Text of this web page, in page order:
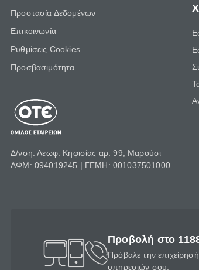
Προστασία Δεδομένων
Επικοινωνία
Ρυθμίσεις Cookies
Προσβασιμότητα
Δ/νση: Λεωφ. Κηφισίας αρ. 99, Μαρούσι
ΑΦΜ: 094019245 | ΓΕΜΗ: 001037501000
Προβολή στο
Πρόβαλε την
υπηρεσιών σου.